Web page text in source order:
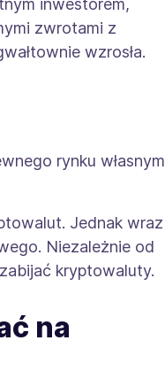
inwestorem,
zwrotami z
wzrosła.
rynku własnym
Jednak wraz
Niezależnie od
kryptowaluty.
na